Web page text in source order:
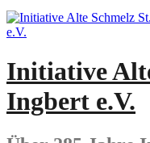
Springe
zum
Inhalt
Initiative
Ingbert e.V.